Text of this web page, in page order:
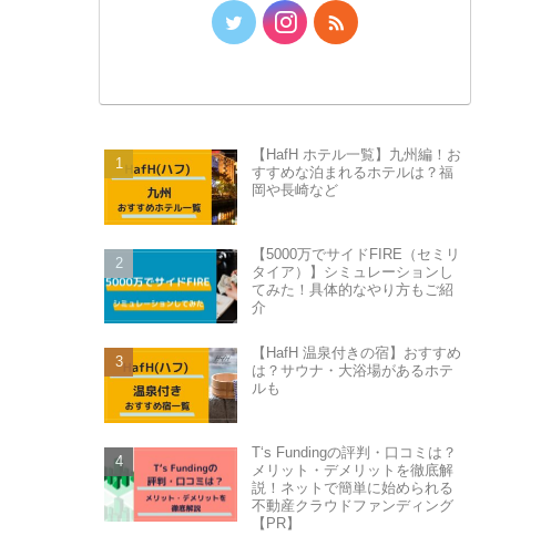
【HafH ホテル一覧】九州編！お
すすめな泊まれるホテルは？福
岡や長崎など
【5000万でサイドFIRE（セミリ
タイア）】シミュレーションし
てみた！具体的なやり方もご紹
介
【HafH 温泉付きの宿】おすすめ
は？サウナ・大浴場があるホテ
ルも
T‘s Fundingの評判・口コミは？
メリット・デメリットを徹底解
説！ネットで簡単に始められる
不動産クラウドファンディング
【PR】